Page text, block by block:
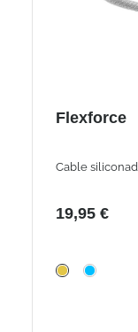
Flexforce
Cable
19,95 €